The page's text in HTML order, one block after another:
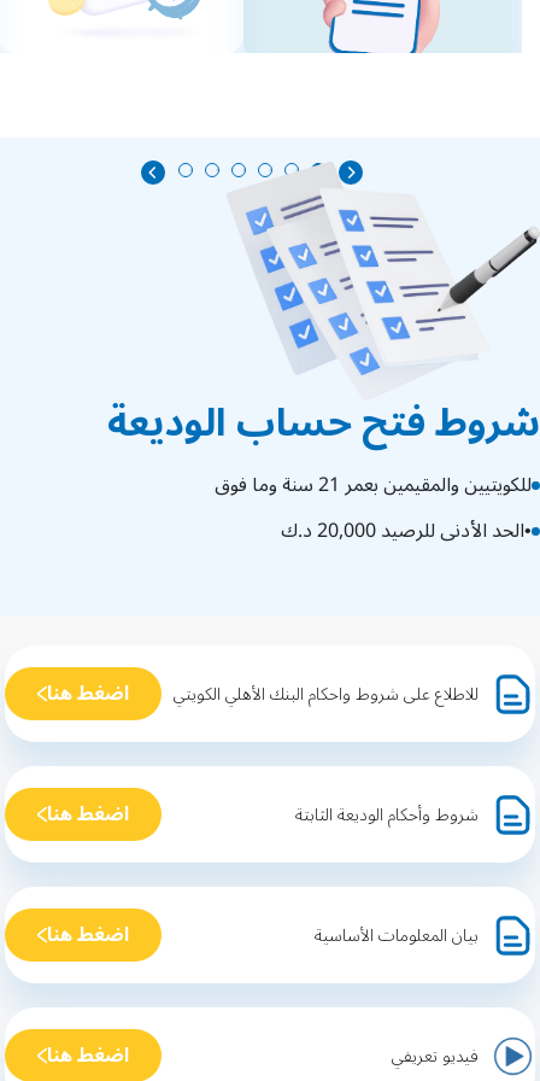
شروط فتح حساب الوديعة
للكويتيين والمقيمين بعمر 21 سنة وما فوق
•الحد الأدنى للرصيد 20,000 د.ك
للاطلاع على شروط واحكام البنك الأهلي الكويتي اضغط هنا
شروط وأحكام الوديعة الثابتة اضغط هنا
بيان المعلومات الأساسية اضغط هنا
فيديو تعريفي اضغط هنا